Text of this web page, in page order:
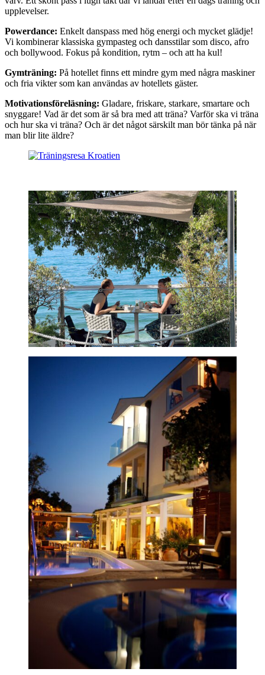
upplevelser.
Powerdance: Enkelt danspass med hög energi och mycket glädje!
Vi kombinerar klassiska gympasteg och dansstilar som disco, afro
och bollywood. Fokus på kondition, rytm – och att ha kul!
Gymträning: På hotellet finns ett mindre gym med några maskiner
och fria vikter som kan användas av hotellets gäster.
Motivationsföreläsning: Gladare, friskare, starkare, smartare och
snyggare! Vad är det som är så bra med att träna? Varför ska vi träna
och hur ska vi träna? Och är det något särskilt man bör tänka på när
man blir lite äldre?